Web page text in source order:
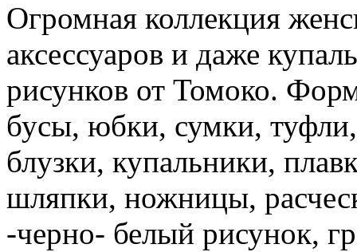
Огромная коллекция
аксессуаров и даже
рисунков от Томоко.
бусы, юбки, сумки,
блузки, купальники,
шляпки, ножницы,
-черно- белый рисунок,